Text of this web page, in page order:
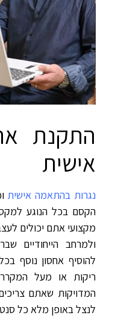
התקנת
אישית
נגרות בהתאמה אישית
הקסם בכל הנוגע
מקצועי אתם יכולים
ולמרחב הייחודיים
להוסיף אחסון נוסף
ריקות או מעל
המדויקות שאתם
לנצל באופן מלא כל